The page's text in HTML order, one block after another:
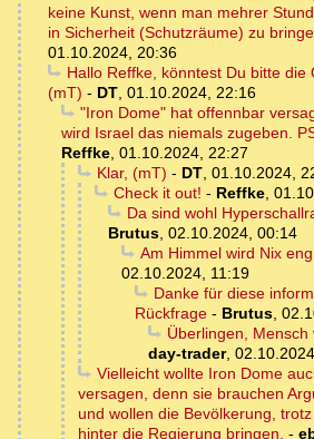
keine Kunst, wenn man mehrer
in Sicherheit (Schutzräume) zu
01.10.2024, 20:36
Hallo Reffke, könntest Du bitte die
(mT) - DT, 01.10.2024, 22:16
"Iron Dome" hat offennbar
wird Israel das niemals zugeben.
Reffke, 01.10.2024, 22:27
Klar, (mT) - DT, 01.10.2024,
Check it out! - Reffke,
Da sind wohl
Brutus, 02.10.2024, 00:14
Am Himmel wird Nix
02.10.2024, 11:19
Danke für diese
Rückfrage - Brutus,
Überlingen, Mensch
day-trader,
Vielleicht wollte Iron Dome
versagen, denn sie brauchen
und wollen die Bevölkerung,
hinter die Regierung bringen. -